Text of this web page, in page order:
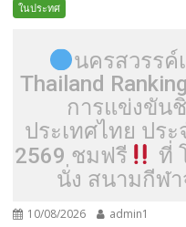
ในประทศ
นครสวรรค์
Thailand
การแข่งขัน
ประเทศไทย ปร
2569 ชมฟรี
ที่
นั่ง สนามกีฬ
10/08/2026 admin1